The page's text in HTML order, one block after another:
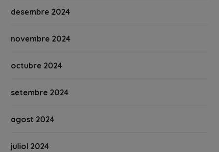
desembre 2024
novembre 2024
octubre 2024
setembre 2024
agost 2024
juliol 2024